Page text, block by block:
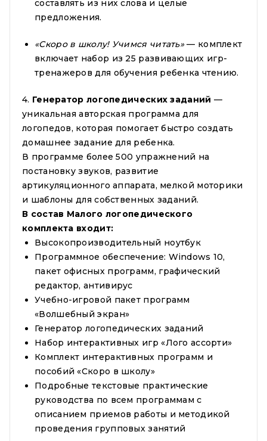
составлять из них слова и целые
предложения.
«Скоро в школу! Учимся читать»— комплект
включает набор из 25 развивающих игр-
тренажеров для обучения ребенка чтению.
4. Генератор логопедических заданий —
уникальная авторская программа для
логопедов, которая помогает быстро создать
домашнее задание для ребенка.
В программе более 500 упражнений на
постановку звуков, развитие
артикуляционного аппарата, мелкой моторики
и шаблоны для собственных заданий.
В состав Малого логопедического
комплекта входит:
Высокопроизводительный ноутбук
Программное обеспечение: Windows 10,
пакет офисных программ, графический
редактор, антивирус
Учебно-игровой пакет программ
«Волшебный экран»
Генератор логопедических заданий
Набор интерактивных игр «Лого ассорти»
Комплект интерактивных программ и
пособий «Скоро в школу»
Подробные текстовые практические
руководства по всем программам с
описанием приемов работы и методикой
проведения групповых занятий